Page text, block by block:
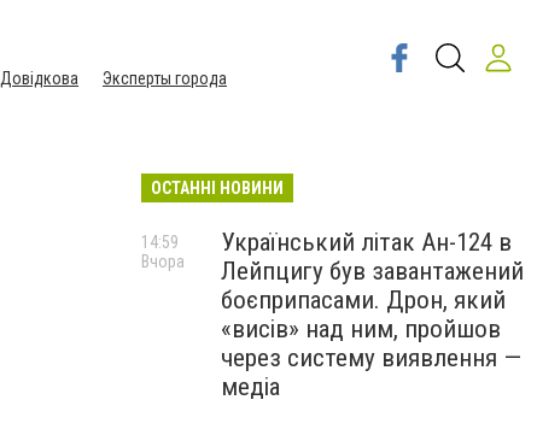
Довідкова Эксперты города
ОСТАННІ НОВИНИ
Український літак Ан-124 в
Лейпцигу був завантажений
боєприпасами. Дрон, який
«висів» над ним, пройшов
через систему виявлення —
медіа
14:59
Вчора